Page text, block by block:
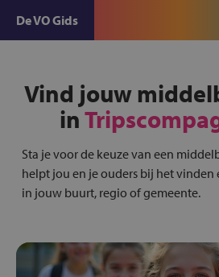
De VO Gids
Vind jouw
in
Sta je voor de keuze van een
helpt jou en je ouders bij het vinden
in jouw buurt, regio of gemeente.